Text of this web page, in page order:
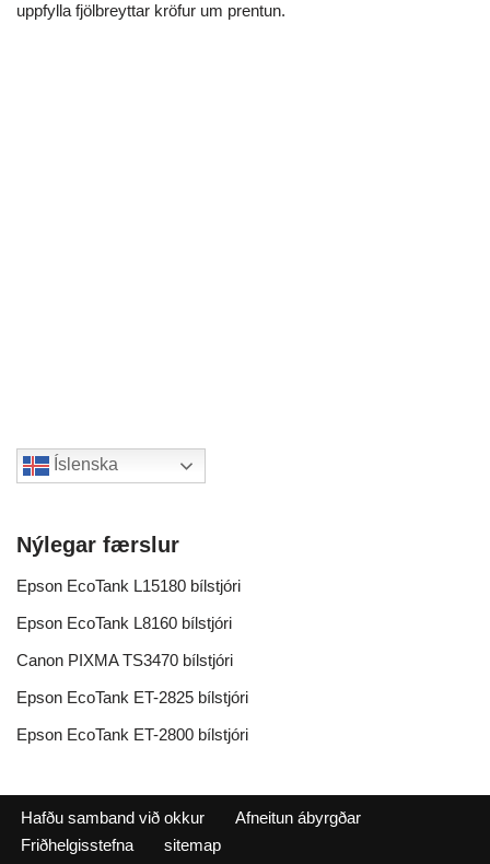
uppfylla fjölbreyttar kröfur um prentun.
Íslenska
Nýlegar færslur
Epson EcoTank L15180 bílstjóri
Epson EcoTank L8160 bílstjóri
Canon PIXMA TS3470 bílstjóri
Epson EcoTank ET-2825 bílstjóri
Epson EcoTank ET-2800 bílstjóri
Hafðu samband við okkur
Afneitun ábyrgðar
Friðhelgisstefna
sitemap